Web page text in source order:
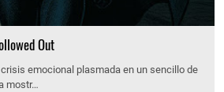
Out
crisis emocional plasmada en un sencillo de
mostr…